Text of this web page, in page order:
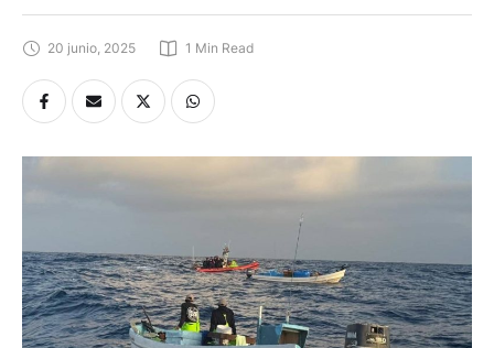
20 junio, 2025 1 Min Read